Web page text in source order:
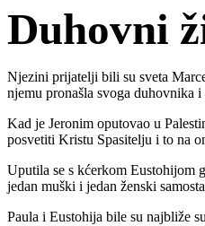
Duhovni
Njezini prijatelji bili su sveta
njemu pronašla svoga duhovnika
Kad je Jeronim oputovao u
posvetiti Kristu Spasitelju i to na
Uputila se s kćerkom Eustohijom
jedan muški i jedan ženski
Paula i Eustohija bile su najbliže